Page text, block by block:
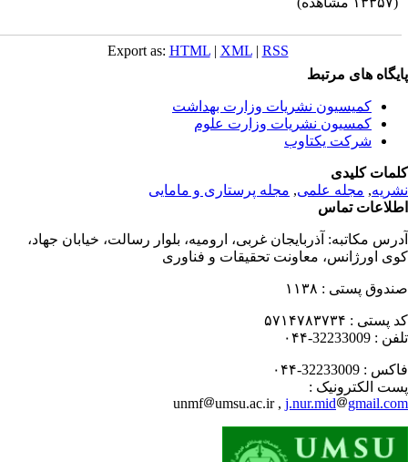
Export as:HTML |XML|RSS
های مرتبط
کمیسیون نشریات وزارت بهداشت
کمسیون نشریات وزارت علوم
شرکت یکتاوب
کلیدی
,مجله علمی, مجله پرستاری و مامایی
تماس
مکاتبه:آذربایجان غربی، ارومیه، بلوار رسالت، خیابان جهاد،
اورژانس، معاونت تحقیقات و فناوری
پستی : ۱۱۳۸
پستی : ۵۷۱۴۷۸۳۷۳۴
: 32233009-۰۴۴
: 32233009-۰۴۴
الکترونیک :
unmf
umsu.ac.ir ,j.nur.mid